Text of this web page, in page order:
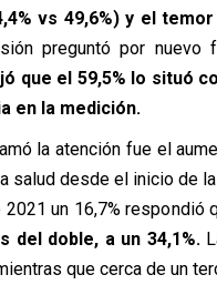
vs 49,6%) y el
preguntó por nuevo
que el 59,5% lo situó
en la medición.
la atención fue el
salud desde el inicio de
un 16,7% respondió
del doble, a un 34,1%.
que cerca de un